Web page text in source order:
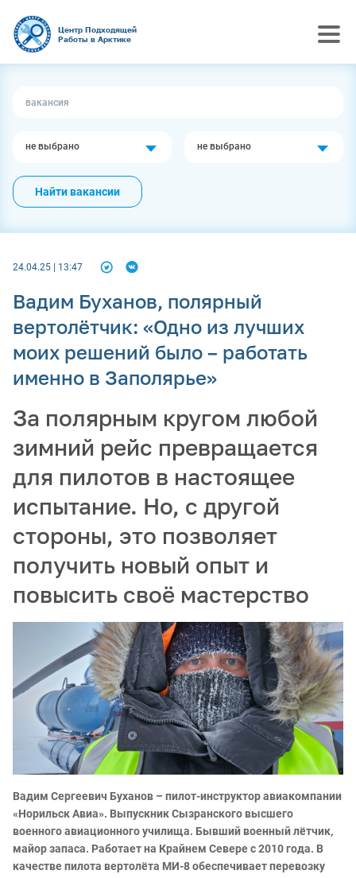
Центр Подходящей
Работы в Арктике
не выбрано не выбрано
Найти вакансии
24.04.25 | 13:47
Вадим Буханов, полярный
вертолётчик: «Одно из лучших
моих решений было – работать
именно в Заполярье»
За полярным кругом любой
зимний рейс превращается
для пилотов в настоящее
испытание. Но, с другой
стороны, это позволяет
получить новый опыт и
повысить своё мастерство
Вадим Сергеевич Буханов – пилот-инструктор авиакомпании
«Норильск Авиа». Выпускник Сызранского высшего
военного авиационного училища. Бывший военный лётчик,
майор запаса. Работает на Крайнем Севере с 2010 года. В
качестве пилота вертолёта МИ-8 обеспечивает перевозку